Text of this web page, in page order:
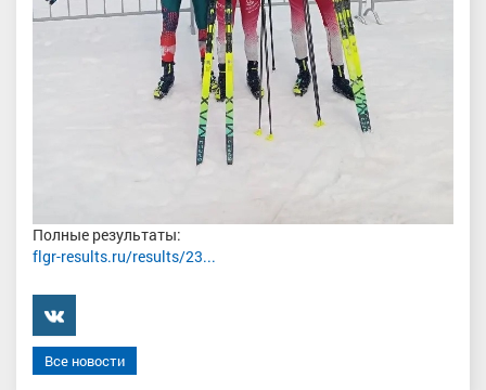
Полные результаты:
flgr-results.ru/results/23...
���������
Все новости